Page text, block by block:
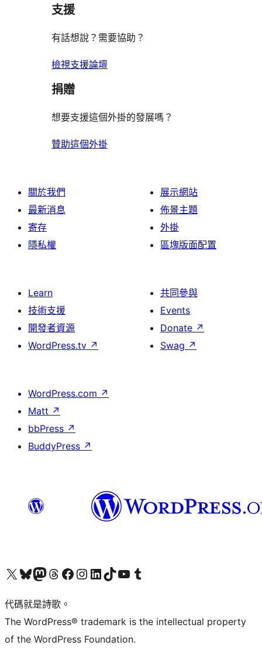
支援
有話想說？需要協助？
檢視支援論壇
捐贈
想要支援這個外掛的發展嗎？
贊助這個外掛
關於我們
最新消息
寄存
隱私權
展示網站
佈景主題
外掛
區塊版面配置
Learn
技術支援
開發者資源
WordPress.tv ↗
共同參與
Events
Donate ↗
Swag ↗
WordPress.com ↗
Matt ↗
bbPress ↗
BuddyPress ↗
Visit our X (formerly Twitter) account
Visit our Bluesky account
Visit our Mastodon account
Visit our Threads account
訪問我們的 Facebook 專頁Visit our Instagram account
Visit our LinkedIn account
Visit our TikTok account
Visit our YouTube channel
Visit our Tumblr account
代碼就是詩歌。
The WordPress® trademark is the intellectual property
of the WordPress Foundation.